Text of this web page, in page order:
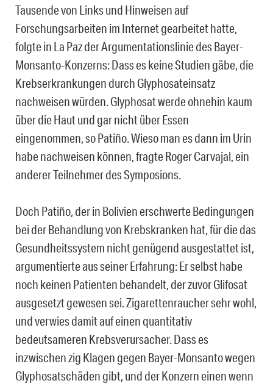
Tausende von Links und Hinweisen auf
Forschungsarbeiten im Internet gearbeitet hatte,
folgte in La Paz der Argumentationslinie des Bayer-
Monsanto-Konzerns: Dass es keine Studien gäbe, die
Krebserkrankungen durch Glyphosateinsatz
nachweisen würden. Glyphosat werde ohnehin kaum
über die Haut und gar nicht über Essen
eingenommen, so Patiño. Wieso man es dann im Urin
habe nachweisen können, fragte Roger Carvajal, ein
anderer Teilnehmer des Symposions.
Doch Patiño, der in Bolivien erschwerte Bedingungen
bei der Behandlung von Krebskranken hat, für die das
Gesundheitssystem nicht genügend ausgestattet ist,
argumentierte aus seiner Erfahrung: Er selbst habe
noch keinen Patienten behandelt, der zuvor Glifosat
ausgesetzt gewesen sei. Zigarettenraucher sehr wohl,
und verwies damit auf einen quantitativ
bedeutsameren Krebsverursacher. Dass es
inzwischen zig Klagen gegen Bayer-Monsanto wegen
Glyphosatschäden gibt, und der Konzern einen wenn